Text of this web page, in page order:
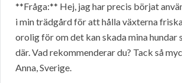
**Fråga:** Hej, jag har precis börjat
i min trädgård för att hålla växterna
orolig för om det kan skada mina hundar
där. Vad rekommenderar du? Tack så
Anna, Sverige.